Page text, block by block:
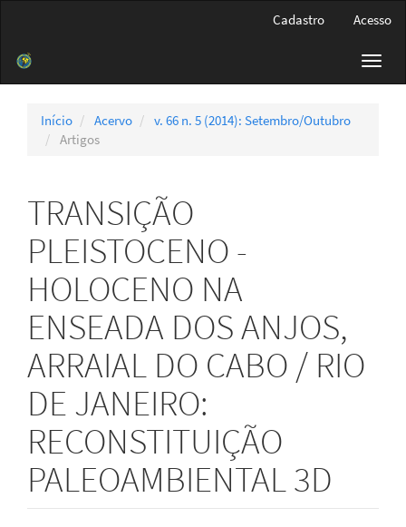
Barra
Cadastro Acesso
Início Acervo
v. 66 n. 5 (2014): Setembro/Outubro
Artigos
TRANSIÇÃO
PLEISTOCENO -
HOLOCENO NA
ENSEADA DOS ANJOS,
ARRAIAL DO CABO / RIO
DE JANEIRO:
RECONSTITUIÇÃO
PALEOAMBIENTAL 3D